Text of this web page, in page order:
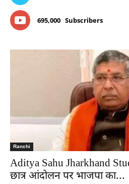
695,000 Subscribers
Ranchi
Aditya Sahu Jharkhand
छात्र आंदोलन पर भाजपा का...